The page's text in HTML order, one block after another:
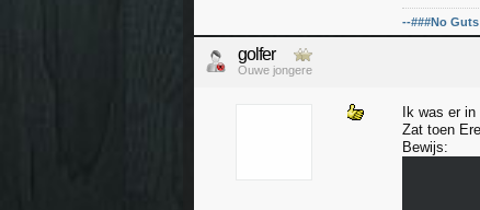
--###No
golfer
Ouwe jongere
Ik was er
Zat toen
Bewijs: